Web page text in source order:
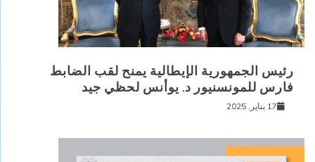
رئيس الجمهورية الإيطالية يمنح لقب الضابط
فارس للمونسنيور د. يوأنس لحظي جيد
17 يناير, 2025